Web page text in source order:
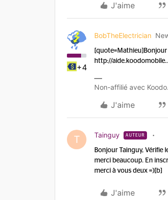
J'aime
+4
BobTheElectrician
[quote=Mathieu]Bonjour
http://
Non-affilié avec Koodo.
J'aime
T Tainguy AUTEUR
Bonjour Tainguy, Vérifie
merci beaucoup. En
merci à vous deux =)[b]
J'aime